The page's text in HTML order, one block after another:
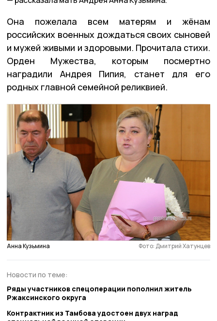
Она пожелала всем матерям и жёнам
российских военных дождаться своих сыновей
и мужей живыми и здоровыми. Прочитала стихи.
Орден Мужества, которым посмертно
наградили Андрея Пипия, станет для его
родных главной семейной реликвией.
Анна Кузьмина Фото: Дмитрий Хатунцев
Новости по теме:
Ряды участников спецоперации пополнил житель
Ржаксинского округа
Контрактник из Тамбова удостоен двух наград